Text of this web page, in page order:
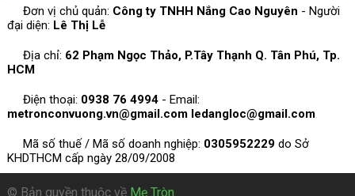
Đơn vị chủ quản: Công ty TNHH Nắng Cao Nguyên - Người
đại diện: Lê Thị Lễ
Địa chỉ: 62 Phạm Ngọc Thảo, P.Tây Thạnh Q. Tân Phú, Tp.
HCM
Điện thoại: 0938 76 4994- Email:
metronconvuong.vn@gmail.com ledangloc@gmail.com
Mã số thuế / Mã số doanh nghiệp: 0305952229do Sở
KHDTHCM cấp ngày 28/09/2008
© Bản quyền thuộc về Mẹ Tròn